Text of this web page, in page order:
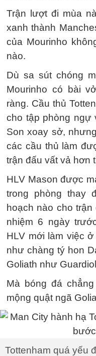
Trận lượt đi mùa
xanh thành
của Mourinho
nào.
Dù sa sút chóng
Mourinho có bài
ràng. Cầu thủ
cho tập phòng ngự
Son xoay sở,
các cầu thủ làm
trận đấu vất vả hơn
HLV Mason được
trong phòng thay
hoạch nào cho
nhiệm 6 ngày
HLV mới làm việc
như chàng tý hon
Goliath như
Mà bóng đá
mộng quật ngã
Tottenham quá yếu